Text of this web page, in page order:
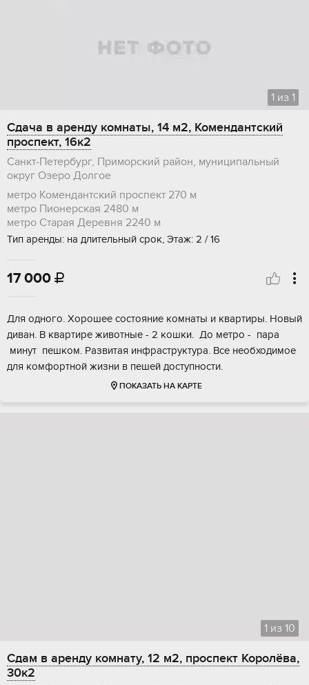
1 из 1
Сдача в аренду комнаты, 14 м2, Комендантский
проспект, 16к2
Санкт-Петербург, Приморский район, муниципальный
округ Озеро Долгое
метро Комендантский проспект 270 м
метро Пионерская 2480 м
метро Старая Деревня 2240 м
Тип аренды: на длительный срок, Этаж: 2 / 16
17 000 
Для одного. Хорошее состояние комнаты и квартиры. Новый
диван. В квартире животные - 2 кошки. До метро - пара
минут пешком. Развитая инфраструктура. Все необходимое
для комфортной жизни в пешей доступности.
ПОКАЗАТЬ НА КАРТЕ
1 из 10
Сдам в аренду комнату, 12 м2, проспект Королёва,
30к2